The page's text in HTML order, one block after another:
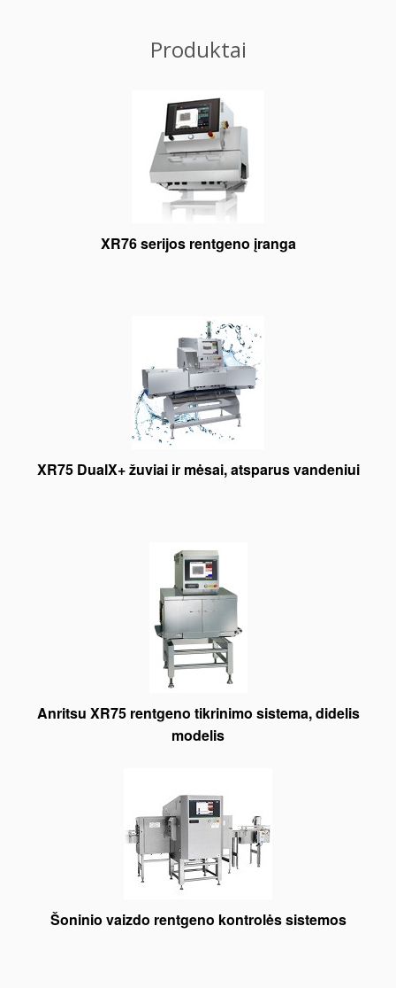
Produktai
XR76 serijos rentgeno įranga
XR75 DualX+ žuviai ir mėsai, atsparus vandeniui
Anritsu XR75 rentgeno tikrinimo sistema, didelis
modelis
Šoninio vaizdo rentgeno kontrolės sistemos